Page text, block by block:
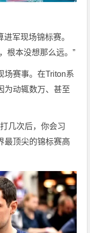
军现场锦标赛。
根本没想那么远。”
场赛事。在Triton系
为动辄数万、甚至
几次后，你会习
最顶尖的锦标赛高